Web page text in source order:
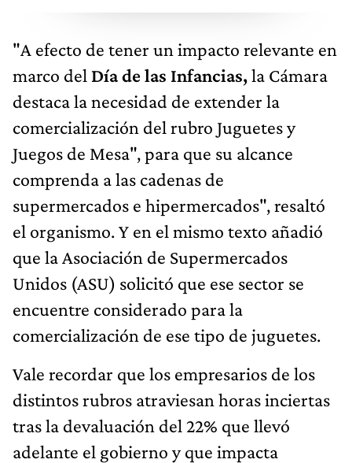
"A efecto de tener un impacto relevante en
marco del Día de las Infancias,la Cámara
destaca la necesidad de extender la
comercialización del rubro Juguetes y
Juegos de Mesa", para que su alcance
comprenda a las cadenas de
supermercados e hipermercados", resaltó
el organismo. Y en el mismo texto añadió
que la Asociación de Supermercados
Unidos (ASU) solicitó que ese sector se
encuentre considerado para la
comercialización de ese tipo de juguetes.
Vale recordar que los empresarios de los
distintos rubros atraviesan horas inciertas
tras la devaluación del 22% que llevó
adelante el gobierno y que impacta